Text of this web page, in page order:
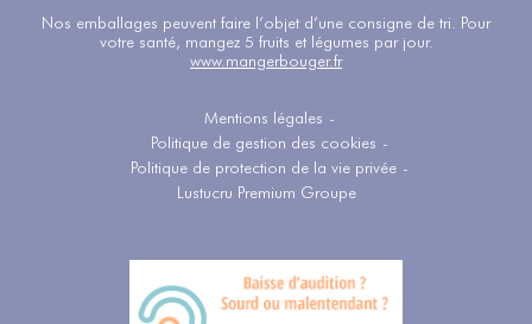
Nos emballages peuvent faire l’objet d’une consigne de tri. Pour
votre santé, mangez 5 fruits et légumes par jour.
www.mangerbouger.fr
Mentions légales -
Politique de gestion des cookies -
Politique de protection de la vie privée -
Lustucru Premium Groupe